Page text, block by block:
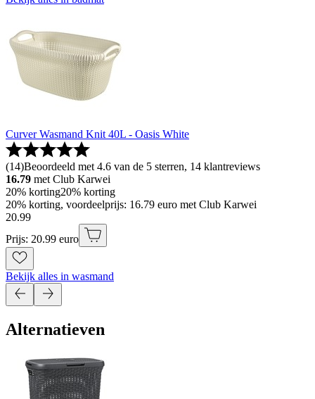
Curver Wasmand Knit 40L - Oasis White
(14)Beoordeeld met 4.6 van de 5 sterren, 14 klantreviews
16.79 met Club Karwei
20% korting20% korting
20% korting, voordeelprijs: 16.79 euro met Club Karwei
20.99
Prijs: 20.99 euro
Bekijk alles in wasmand
Alternatieven